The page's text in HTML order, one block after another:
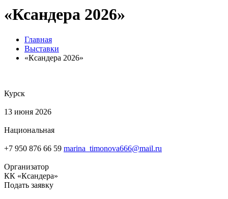
«Ксандера 2026»
Главная
Выставки
«Ксандера 2026»
Курск
13 июня 2026
Национальная
+7 950 876 66 59 marina_timonova666@mail.ru
Организатор
КК «Ксандера»
Подать заявку